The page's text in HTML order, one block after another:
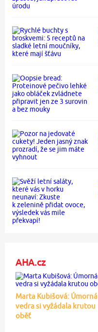
AHA.cz
Marta Kubišová: Úmorná
vedra si vyžádala krutou
oběť